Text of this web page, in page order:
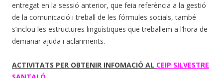
entregat en la sessió anterior, que feia referència a la gestió
de la comunicació i treball de les fórmules socials, també
s’inclou les estructures lingüístiques que treballem a l’hora de
demanar ajuda i aclariments.
ACTIVITATS PER OBTENIR INFOMACIÓ AL CEIP SILVESTRE